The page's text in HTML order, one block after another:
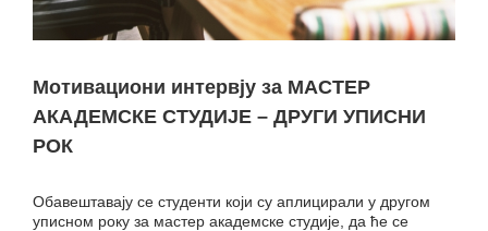
Мотивациони интервју за МАСТЕР
АКАДЕМСКЕ СТУДИЈЕ – ДРУГИ УПИСНИ
РОК
Обавештавају се студенти који су аплицирали у другом
уписном року за мастер академске студије, да ће се